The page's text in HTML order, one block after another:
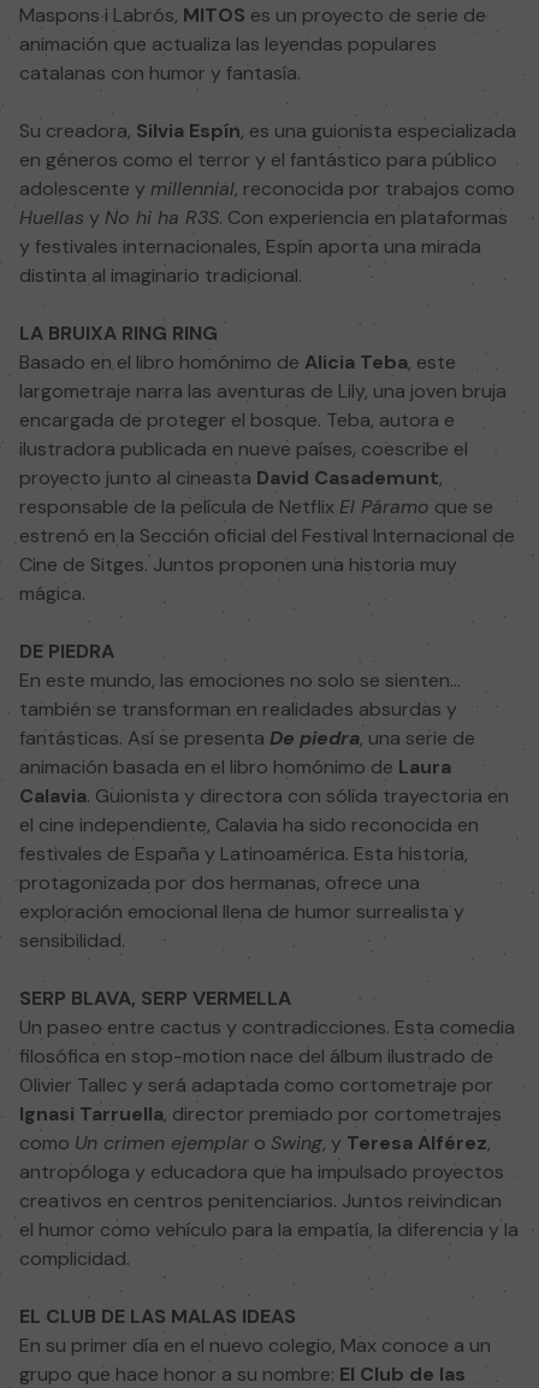
Maspons i Labrós, MITOS es un proyecto de serie de
animación que actualiza las leyendas populares
catalanas con humor y fantasía.
Su creadora, Silvia Espín, es una guionista especializada
en géneros como el terror y el fantástico para público
adolescente y millennial, reconocida por trabajos como
Huellas y No hi ha R3S. Con experiencia en plataformas
y festivales internacionales, Espín aporta una mirada
distinta al imaginario tradicional.
LA BRUIXA RING RING
Basado en el libro homónimo de Alicia Teba, este
largometraje narra las aventuras de Lily, una joven bruja
encargada de proteger el bosque. Teba, autora e
ilustradora publicada en nueve países, coescribe el
proyecto junto al cineasta David Casademunt,
responsable de la película de Netflix El Páramo que se
estrenó en la Sección oficial del Festival Internacional de
Cine de Sitges. Juntos proponen una historia muy
mágica.
DE PIEDRA
En este mundo, las emociones no solo se sienten…
también se transforman en realidades absurdas y
fantásticas. Así se presenta De piedra, una serie de
animación basada en el libro homónimo de Laura
Calavia. Guionista y directora con sólida trayectoria en
el cine independiente, Calavia ha sido reconocida en
festivales de España y Latinoamérica. Esta historia,
protagonizada por dos hermanas, ofrece una
exploración emocional llena de humor surrealista y
sensibilidad.
SERP BLAVA, SERP VERMELLA
Un paseo entre cactus y contradicciones. Esta comedia
filosófica en stop-motion nace del álbum ilustrado de
Olivier Tallec y será adaptada como cortometraje por
Ignasi Tarruella, director premiado por cortometrajes
como Un crimen ejemplar o Swing, y Teresa Alférez,
antropóloga y educadora que ha impulsado proyectos
creativos en centros penitenciarios. Juntos reivindican
el humor como vehículo para la empatía, la diferencia y la
complicidad.
EL CLUB DE LAS MALAS IDEAS
En su primer día en el nuevo colegio, Max conoce a un
grupo que hace honor a su nombre: El Club de las